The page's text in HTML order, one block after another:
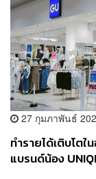
27 กุมภาพันธ์
ทำรายได้เติบโต
แบรนด์น้อง